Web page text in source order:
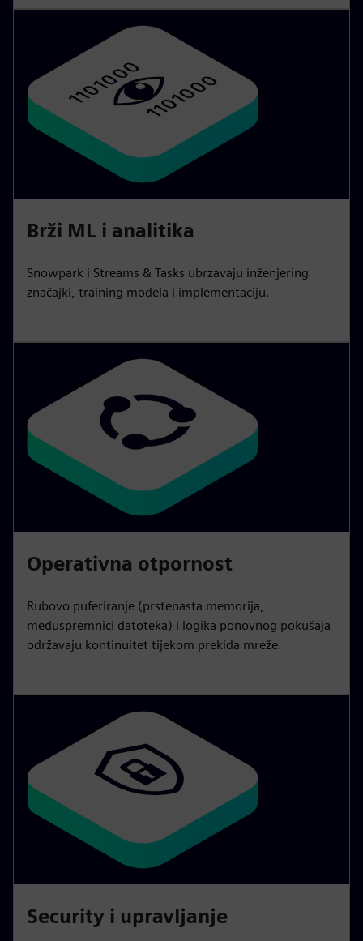
Brži ML i analitika
Snowpark i Streams & Tasks ubrzavaju inženjering
značajki, training modela i implementaciju.
Operativna otpornost
Rubovo puferiranje (prstenasta memorija,
međuspremnici datoteka) i logika ponovnog pokušaja
održavaju kontinuitet tijekom prekida mreže.
Security i upravljanje